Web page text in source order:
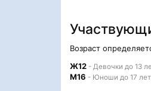
Возраст
Ж12 - Девочки до 13
М16 - Юноши до 17 лет